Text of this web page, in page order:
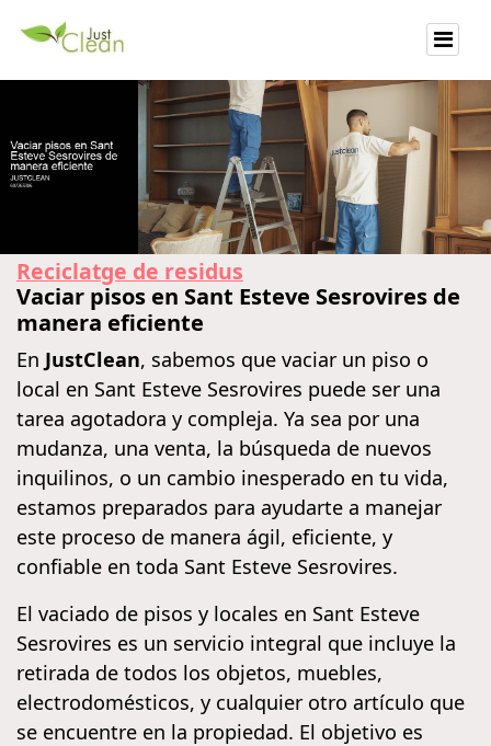
Reciclatge de residus
Vaciar pisos en Sant Esteve Sesrovires de
manera eficiente
En JustClean, sabemos que vaciar un piso o
local en Sant Esteve Sesrovires puede ser una
tarea agotadora y compleja. Ya sea por una
mudanza, una venta, la búsqueda de nuevos
inquilinos, o un cambio inesperado en tu vida,
estamos preparados para ayudarte a manejar
este proceso de manera ágil, eficiente, y
confiable en toda Sant Esteve Sesrovires.
El vaciado de pisos y locales en Sant Esteve
Sesrovires es un servicio integral que incluye la
retirada de todos los objetos, muebles,
electrodomésticos, y cualquier otro artículo que
se encuentre en la propiedad. El objetivo es